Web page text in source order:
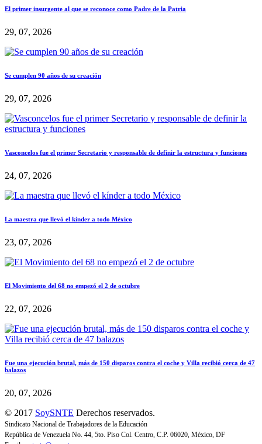
El primer insurgente al que se reconoce como Padre de la Patria
29, 07, 2026
Se cumplen 90 años de su creación
29, 07, 2026
Vasconcelos fue el primer Secretario y responsable de definir la estructura y funciones
24, 07, 2026
La maestra que llevó el kínder a todo México
23, 07, 2026
El Movimiento del 68 no empezó el 2 de octubre
22, 07, 2026
Fue una ejecución brutal, más de 150 disparos contra el coche y Villa recibió cerca de 47
balazos
20, 07, 2026
© 2017 SoySNTE Derechos reservados.
Sindicato Nacional de Trabajadores de la Educación
República de Venezuela No. 44, 5to. Piso Col. Centro, C.P. 06020, México, DF